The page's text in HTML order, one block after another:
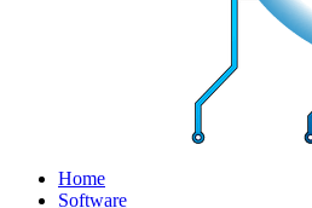
Home
Software